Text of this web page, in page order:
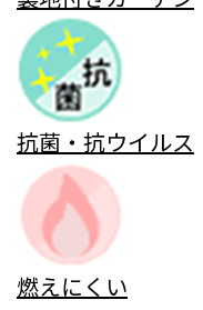
抗菌・抗ウイルス
燃えにくい